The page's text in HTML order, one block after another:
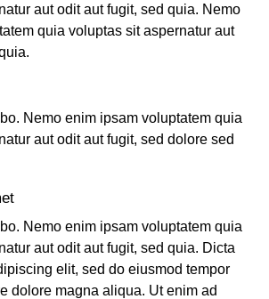
aut odit aut fugit, sed quia. Nemo
quia voluptas sit aspernatur aut
Nemo enim ipsam voluptatem quia
aut odit aut fugit, sed dolore sed
Nemo enim ipsam voluptatem quia
aut odit aut fugit, sed quia. Dicta
elit, sed do eiusmod tempor
dolore magna aliqua. Ut enim ad